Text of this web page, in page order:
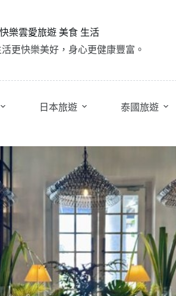
快樂雲愛旅遊 美食 生活
更快樂美好，身心更健康豐富。
日本旅遊 泰國旅遊